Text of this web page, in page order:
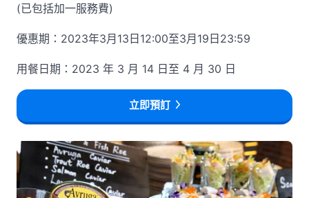
(已包括加一服務費)
優惠期：2023年3月13日12:00至3月19日23:59
用餐日期：2023 年 3 月 14 日至 4 月 30 日
立即預訂